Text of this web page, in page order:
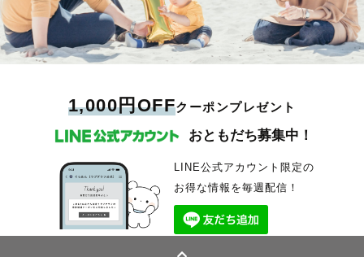
1,000円OFFクーポンプレゼント
おともだち募集中！
LINE公式アカウント限定の
お得な情報を毎週配信！